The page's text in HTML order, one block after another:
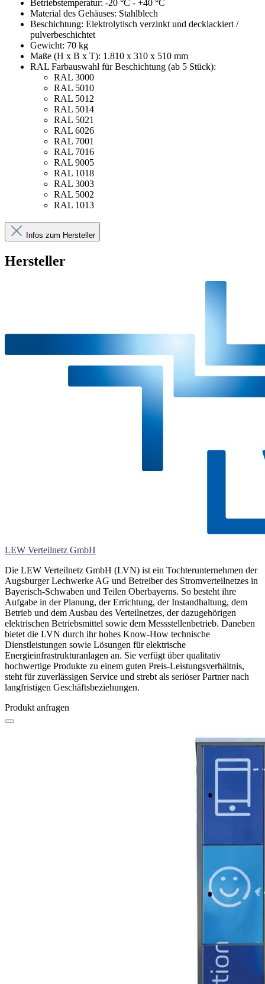
Betriebstemperatur: -20 °C - +40 °C
Material des Gehäuses: Stahlblech
Beschichtung: Elektrolytisch verzinkt und decklackiert /
pulverbeschichtet
Gewicht: 70 kg
Maße (H x B x T): 1.810 x 310 x 510 mm
RAL Farbauswahl für Beschichtung (ab 5 Stück):
RAL 3000
RAL 5010
RAL 5012
RAL 5014
RAL 5021
RAL 6026
RAL 7001
RAL 7016
RAL 9005
RAL 1018
RAL 3003
RAL 5002
RAL 1013
Infos zum Hersteller
Hersteller
LEW Verteilnetz GmbH
Die LEW Verteilnetz GmbH (LVN) ist ein Tochterunternehmen der
Augsburger Lechwerke AG und Betreiber des Stromverteilnetzes in
Bayerisch-Schwaben und Teilen Oberbayerns. So besteht ihre
Aufgabe in der Planung, der Errichtung, der Instandhaltung, dem
Betrieb und dem Ausbau des Verteilnetzes, der dazugehörigen
elektrischen Betriebsmittel sowie dem Messstellenbetrieb. Daneben
bietet die LVN durch ihr hohes Know-How technische
Dienstleistungen sowie Lösungen für elektrische
Energieinfrastrukturanlagen an. Sie verfügt über qualitativ
hochwertige Produkte zu einem guten Preis-Leistungsverhältnis,
steht für zuverlässigen Service und strebt als seriöser Partner nach
langfristigen Geschäftsbeziehungen.
Produkt anfragen